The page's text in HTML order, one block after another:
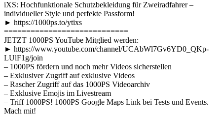
iXS: Hochfunktionale Schutzbekleidung für Zweiradfahrer –
individueller Style und perfekte Passform!
► https://1000ps.to/ytixs
============================
JETZT 1000PS YouTube Mitglied werden:
► https://www.youtube.com/channel/UCAbWl7Gv6YD0_QKp-
LUlF1g/join
– 1000PS fördern und noch mehr Videos sicherstellen
– Exklusiver Zugriff auf exklusive Videos
– Rascher Zugriff auf das 1000PS Videoarchiv
– Exklusive Emojis im Livestream
– Triff 1000PS! 1000PS Google Maps Link bei Tests und Events.
Mach mit!